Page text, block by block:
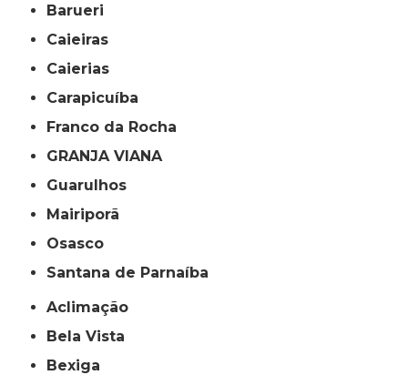
Barueri
Caieiras
Caierias
Carapicuíba
Franco da Rocha
GRANJA VIANA
Guarulhos
Mairiporã
Osasco
Santana de Parnaíba
Aclimação
Bela Vista
Bexiga